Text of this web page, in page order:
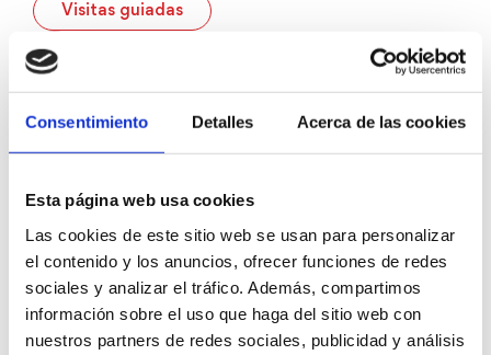
Consentimiento Detalles Acerca de las cookies
Esta página web usa cookies
Las cookies de este sitio web se usan para personalizar
el contenido y los anuncios, ofrecer funciones de redes
sociales y analizar el tráfico. Además, compartimos
información sobre el uso que haga del sitio web con
nuestros partners de redes sociales, publicidad y análisis
Visitas guiadas